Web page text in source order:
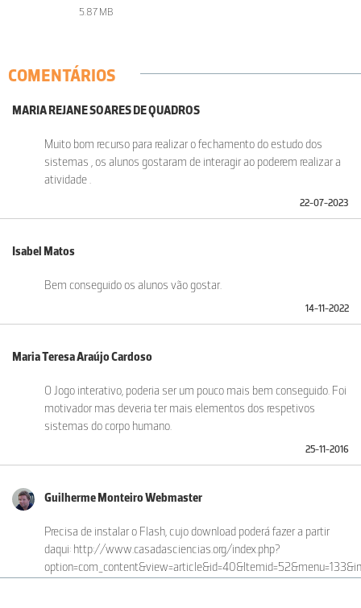
5.87 MB
COMENTÁRIOS
MARIA REJANE SOARES DE QUADROS
Muito bom recurso para realizar o fechamento do estudo dos
sistemas , os alunos gostaram de interagir ao poderem realizar a
atividade .
22-07-2023
Isabel Matos
Bem conseguido os alunos vão gostar.
14-11-2022
Maria Teresa Araújo Cardoso
O Jogo interativo, poderia ser um pouco mais bem conseguido. Foi
motivador mas deveria ter mais elementos dos respetivos
sistemas do corpo humano.
25-11-2016
Guilherme Monteiro Webmaster
Precisa de instalar o Flash, cujo download poderá fazer a partir
daqui: http://www.casadasciencias.org/index.php?